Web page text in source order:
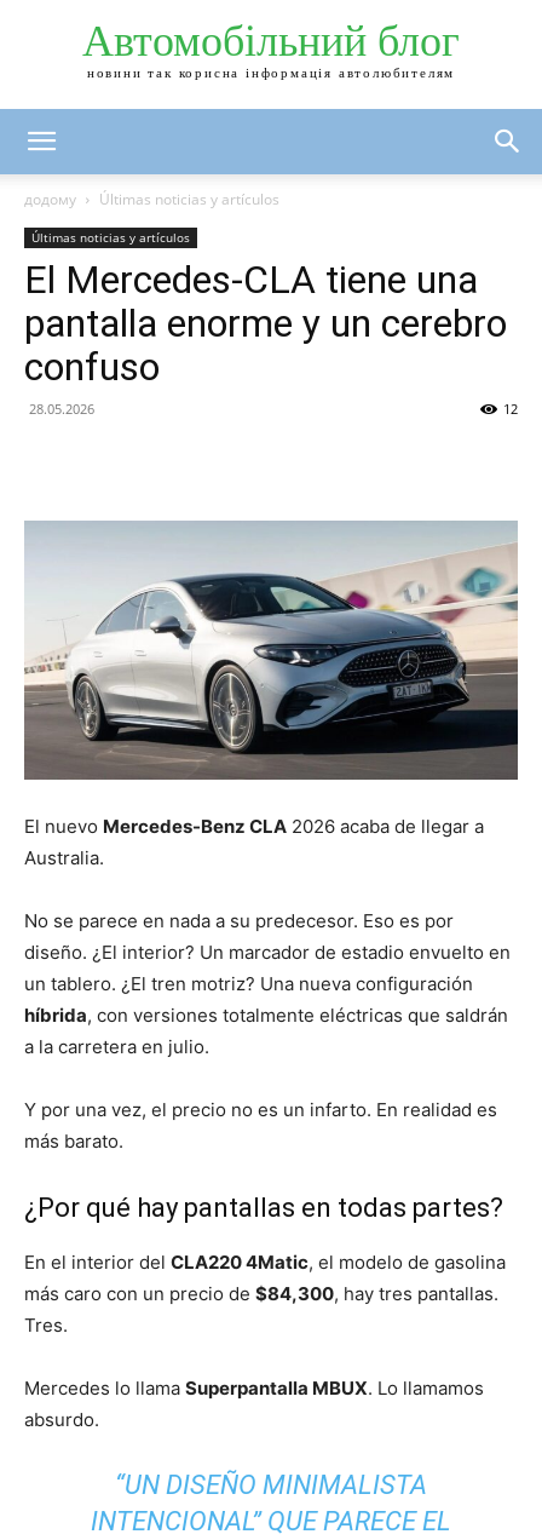
Автомобільний блог
новини так корисна інформація автолюбителям
додому Últimas noticias y artículos
Últimas noticias y artículos
El Mercedes-CLA tiene una
pantalla enorme y un cerebro
confuso
28.05.2026 12
El nuevo Mercedes-Benz CLA 2026 acaba de llegar a
Australia.
No se parece en nada a su predecesor. Eso es por
diseño. ¿El interior? Un marcador de estadio envuelto en
un tablero. ¿El tren motriz? Una nueva configuración
híbrida, con versiones totalmente eléctricas que saldrán
a la carretera en julio.
Y por una vez, el precio no es un infarto. En realidad es
más barato.
¿Por qué hay pantallas en todas partes?
En el interior del CLA220 4Matic, el modelo de gasolina
más caro con un precio de $84,300, hay tres pantallas.
Tres.
Mercedes lo llama Superpantalla MBUX. Lo llamamos
absurdo.
“UN DISEÑO MINIMALISTA
INTENCIONAL” QUE PARECE EL